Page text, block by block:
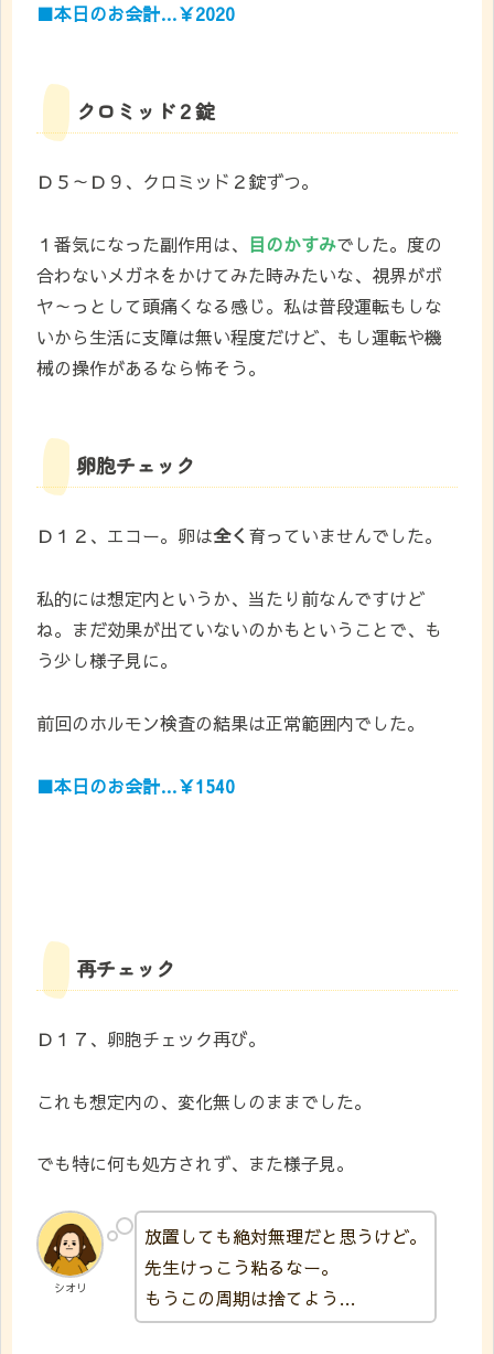
■本日のお会計…￥2020
クロミッド２錠
Ｄ５～Ｄ９、クロミッド２錠ずつ。
１番気になった副作用は、 目のかすみでした。度の
合わないメガネをかけてみた時みたいな、視界がボ
ヤ～っとして頭痛くなる感じ。私は普段運転もしな
いから生活に支障は無い程度だけど、もし運転や機
械の操作があるなら怖そう。
卵胞チェック
Ｄ１２、エコー。卵は全く 育っていませんでした。
私的には想定内というか、当たり前なんですけど
ね。まだ効果が出ていないのかもということで、も
う少し様子見に。
前回のホルモン検査の結果は正常範囲内でした。
■本日のお会計…￥1540
再チェック
Ｄ１７、卵胞チェック再び。
これも想定内の、変化無しのままでした。
でも特に何も処方されず、また様子見。
シオリ
放置しても絶対無理だと思うけど。
先生けっこう粘るなー。
もうこの周期は捨てよう…